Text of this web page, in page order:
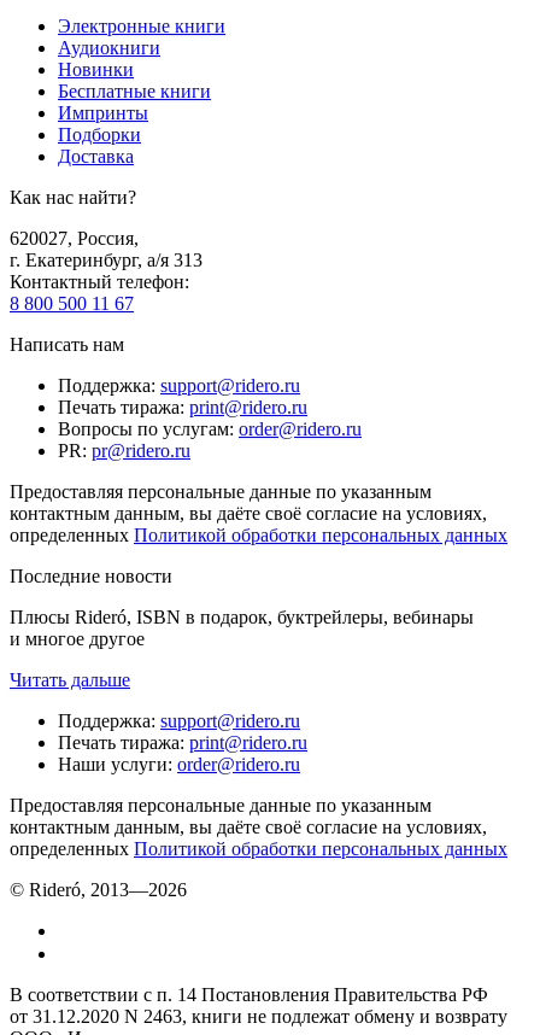
Электронные книги
Аудиокниги
Новинки
Бесплатные книги
Импринты
Подборки
Доставка
Как нас найти?
620027, Россия,
г. Екатеринбург, а/я 313
Контактный телефон:
8 800 500 11 67
Написать нам
Поддержка: support@ridero.ru
Печать тиража: print@ridero.ru
Вопросы по услугам: order@ridero.ru
PR: pr@ridero.ru
Предоставляя персональные данные по указанным
контактным данным, вы даёте своё согласие на условиях,
определенных Политикой обработки персональных данных
Последние новости
Плюсы Rideró, ISBN в подарок, буктрейлеры, вебинары
и многое другое
Читать дальше
Поддержка: support@ridero.ru
Печать тиража: print@ridero.ru
Наши услуги: order@ridero.ru
Предоставляя персональные данные по указанным
контактным данным, вы даёте своё согласие на условиях,
определенных Политикой обработки персональных данных
© Rideró, 2013—2026
В соответствии с п. 14 Постановления Правительства РФ
от 31.12.2020 N 2463, книги не подлежат обмену и возврату